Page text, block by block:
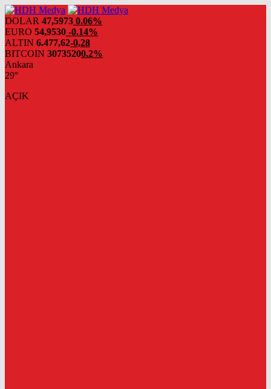
DOLAR 47,5973 0.06%
EURO 54,9530 -0.14%
ALTIN 6.477,62-0,28
BITCOIN 30735200.2%
Ankara
29°
AÇIK